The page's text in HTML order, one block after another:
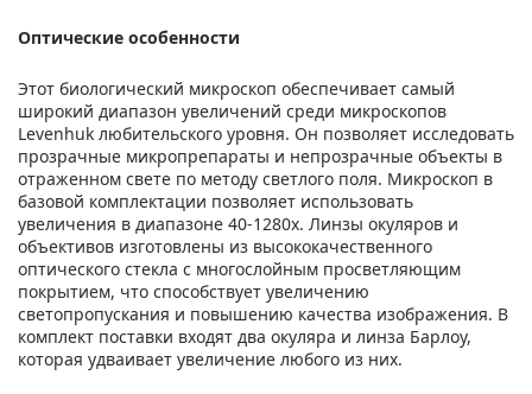
Оптические особенности
Этот биологический микроскоп обеспечивает самый
широкий диапазон увеличений среди микроскопов
Levenhuk любительского уровня. Он позволяет исследовать
прозрачные микропрепараты и непрозрачные объекты в
отраженном свете по методу светлого поля. Микроскоп в
базовой комплектации позволяет использовать
увеличения в диапазоне 40-1280х. Линзы окуляров и
объективов изготовлены из высококачественного
оптического стекла с многослойным просветляющим
покрытием, что способствует увеличению
светопропускания и повышению качества изображения. В
комплект поставки входят два окуляра и линза Барлоу,
которая удваивает увеличение любого из них.